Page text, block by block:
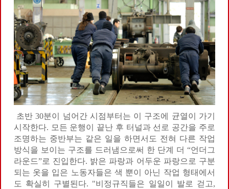
초반 30분이 넘어간 시점부터는 이 구조에 균열이 가기
시작한다. 모든 운행이 끝난 후 터널과 선로 공간을 주로
조명하는 중반부는 같은 일을 하면서도 전혀 다른 작업
방식을 보이는 구조를 드러냄으로써 한 단계 더 “언더그
라운드”로 진입한다. 밝은 파랑과 어두운 파랑으로 구분
되는 옷을 입은 노동자들은 색 뿐이 아닌 작업 형태에서
도 확실히 구별된다. "비정규직들은 일일이 발로 걷고,